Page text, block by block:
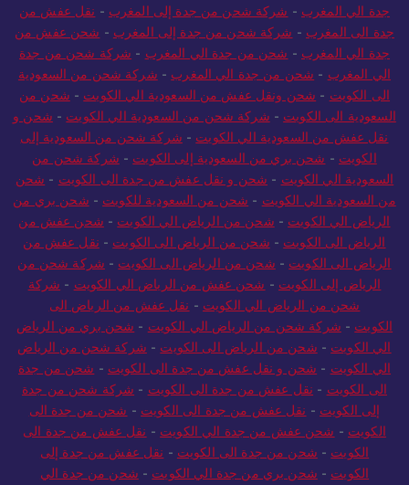
جدة الي المغرب - شركة شحن من جدة إلى المغرب - نقل عفش من
جدة الى المغرب - شركة شحن من جدة إلى المغرب - شحن عفش من
جدة الي المغرب - شحن من جدة الي المغرب - شركة شحن من جدة
الي المغرب - شحن من جدة الي المغرب - شركة شحن من السعودية
الى الكويت - شحن ونقل عفش من السعودية الي الكويت - شحن من
السعودية الى الكويت - شركة شحن من السعودية الي الكويت - شحن و
نقل عفش من السعودية الي الكويت - شركة شحن من السعودية إلى
الكويت - شحن بري من السعودية إلى الكويت - شركة شحن من
السعودية الي الكويت - شحن و نقل عفش من جدة الى الكويت - شحن
من السعودية الي الكويت - شحن من السعودية للكويت - شحن بري من
الرياض الي الكويت - شحن من الرياض الي الكويت - شحن عفش من
الرياض الى الكويت - شحن من الرياض الى الكويت - نقل عفش من
الرياض الى الكويت - شحن من الرياض الى الكويت - شركة شحن من
الرياض إلى الكويت - شحن عفش من الرياض الي الكويت - شركة
شحن من الرياض الي الكويت - نقل عفش من الرياض الى
الكويت - شركة شحن من الرياض الي الكويت - شحن بري من الرياض
الي الكويت - شحن من الرياض الى الكويت - شركة شحن من الرياض
الي الكويت - شحن و نقل عفش من جدة الى الكويت - شحن من جدة
الى الكويت - نقل عفش من جدة الى الكويت - شركة شحن من جدة
إلى الكويت - نقل عفش من جدة الى الكويت - شحن من جدة الى
الكويت - شحن عفش من جدة الي الكويت - نقل عفش من جدة الى
الكويت - شحن من جدة الى الكويت - نقل عفش من جدة إلى
الكويت - شحن بري من جدة الي الكويت - شحن من جدة الي